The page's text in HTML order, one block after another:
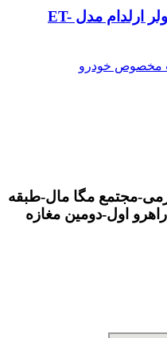
پایه نگهدارنده مگنتی ،دریچه کولر ارلدام مدل ET-
مخصوص خودرو
میدان صارمی-مجتمع مگا مال-طبقه
اول-دومین مغازه